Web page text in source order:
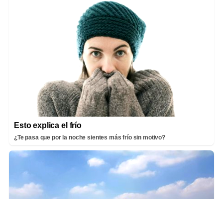
Esto explica el frío
¿Te pasa que por la noche sientes más frío sin motivo?